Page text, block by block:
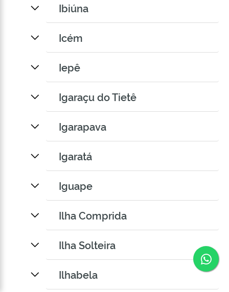
Ibiúna
Icém
Iepê
Igaraçu do Tietê
Igarapava
Igaratá
Iguape
Ilha Comprida
Ilha Solteira
Ilhabela